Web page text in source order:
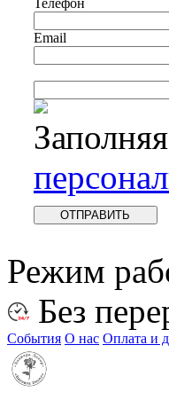
Телефон
Email
Режим
Без
События О нас Оплата и